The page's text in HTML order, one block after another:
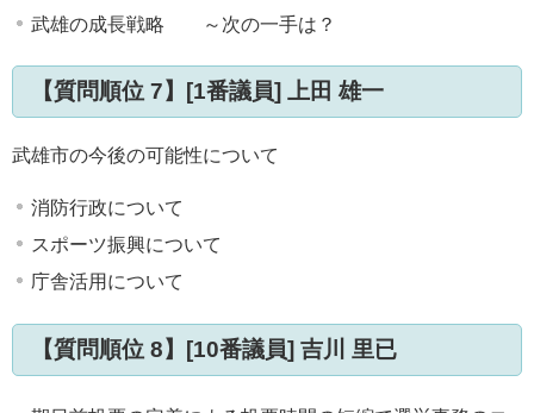
武雄の成長戦略 ～次の一手は？
【質問順位 7】[1番議員] 上田 雄一
武雄市の今後の可能性について
消防行政について
スポーツ振興について
庁舎活用について
【質問順位 8】[10番議員] 吉川 里已